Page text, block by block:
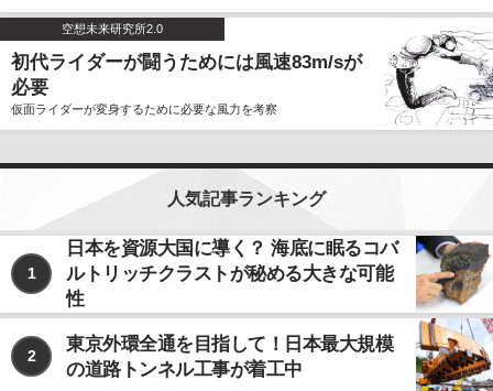
空想未来研究所2.0
初代ライダーが闘うためには風速83m/sが
必要
仮面ライダーが変身するために必要な風力を考察
人気記事ランキング
1
日本を資源大国に導く？ 海底に眠るコバ
ルトリッチクラストが秘める大きな可能
性
2
東京外環全通を目指して！日本最大規模
の道路トンネル工事が着工中